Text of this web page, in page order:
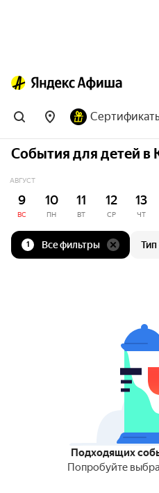
События для детей в
АВГУСТ
9
ВС
10
ПН
11
ВТ
12
СР
13
ЧТ
1 Все фильтры Тип
Подходящих
Попробуйте